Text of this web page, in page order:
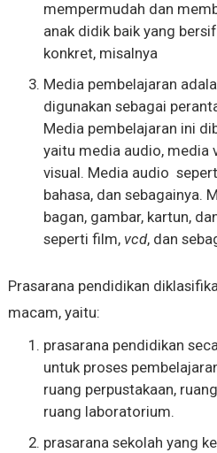
mempermudah dan
anak didik baik yang
konkret, misalnya
Media pembelajaran
digunakan sebagai
Media pembelajaran ini
yaitu media audio, media
visual. Media audio
bahasa, dan sebagainya.
bagan, gambar, kartun,
seperti film, vcd, dan
Prasarana pendidikan
macam, yaitu:
prasarana pendidikan
untuk proses
ruang perpustakaan,
ruang laboratorium.
prasarana sekolah yang